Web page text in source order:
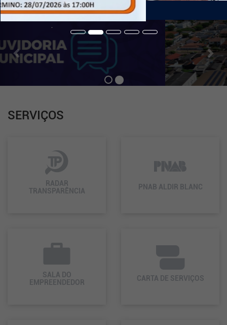
de
Navegação
.
Previous
SERVIÇOS
RADAR
TRANSPARÊNCIA
PNAB ALDIR BLANC
SALA DO
EMPREENDEDOR
CARTA DE SERVIÇOS